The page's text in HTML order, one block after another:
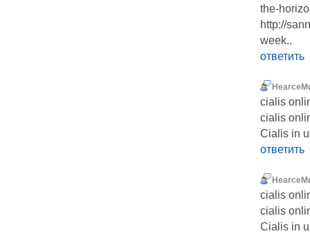
the-
http://
week..
ответить
cialis
cialis
Cialis in
ответить
cialis
cialis
Cialis in